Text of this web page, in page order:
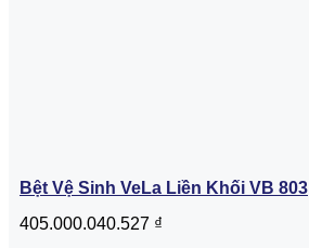
Bệt Vệ Sinh VeLa Liền Khối VB 803
405.000.040.527 ₫